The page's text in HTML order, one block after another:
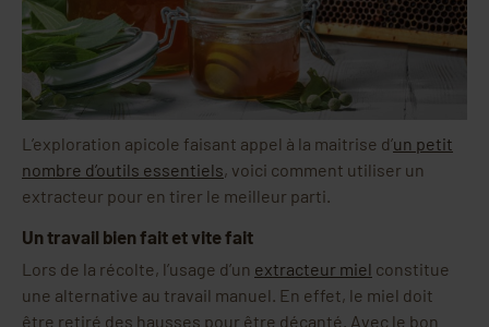
L’exploration apicole faisant appel à la maitrise d’un petit
nombre d’outils essentiels, voici comment utiliser un
extracteur pour en tirer le meilleur parti.
Un travail bien fait et vite fait
Lors de la récolte, l’usage d’un extracteur miel constitue
une alternative au travail manuel. En effet, le miel doit
être retiré des hausses pour être décanté. Avec le bon